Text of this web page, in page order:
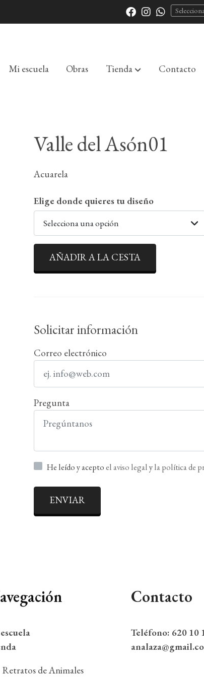
Mi escuela Obras Tienda Contacto
Valle del Asón01
Acuarela
Elige donde quieres tu diseño
Selecciona una opción
AÑADIR A LA CESTA
Solicitar información
Correo electrónico
Pregunta
He leído y aceptoel aviso legalyla política de
ENVIAR
Retratos de Animales
Contacto
Teléfono: 620 10